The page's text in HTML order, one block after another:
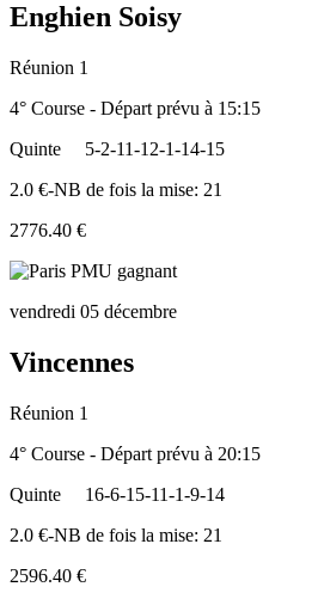
Enghien Soisy
Réunion 1
4° Course - Départ prévu à 15:15
Quinte
5-2-11-12-1-14-15
2.0 €-NB de fois la mise: 21
2776.40 €
vendredi 05 décembre
Vincennes
Réunion 1
4° Course - Départ prévu à 20:15
Quinte
16-6-15-11-1-9-14
2.0 €-NB de fois la mise: 21
2596.40 €